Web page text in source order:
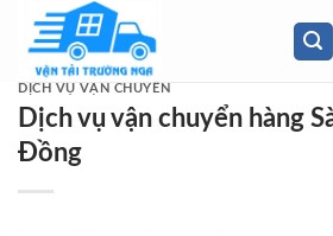
content
DỊCH VỤ VẬN CHUYỂN
Dịch vụ vận chuyển hàng
Đồng